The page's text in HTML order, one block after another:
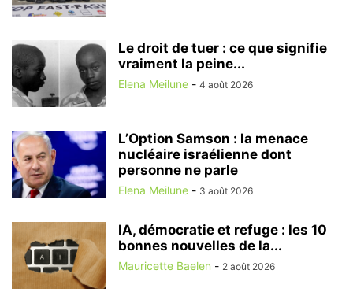
Le droit de tuer : ce que signifie
vraiment la peine...
Elena Meilune - 4 août 2026
L’Option Samson : la menace
nucléaire israélienne dont
personne ne parle
Elena Meilune - 3 août 2026
IA, démocratie et refuge : les 10
bonnes nouvelles de la...
Mauricette Baelen - 2 août 2026